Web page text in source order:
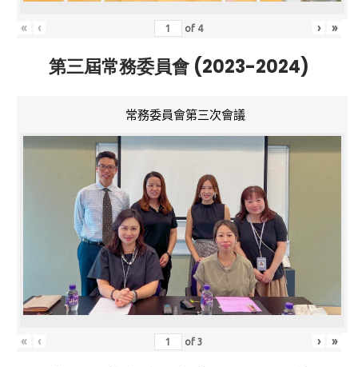
« ‹ of 4 › »
第三屆常務委員會 (2023-2024)
常務委員會第三次會議
« ‹ of3 › »